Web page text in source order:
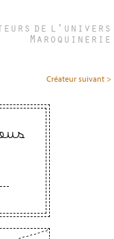
de l'univers
Maroquinerie
Créateur suivant >